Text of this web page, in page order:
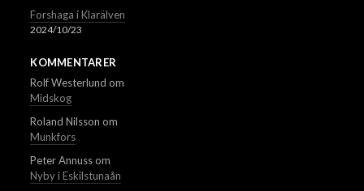
Forshaga i Klarälven
2024/10/23
KOMMENTARER
Rolf Westerlund om
Midskog
Roland Nilsson om
Munkfors
Peter Annussom
Nyby i Eskilstunaån